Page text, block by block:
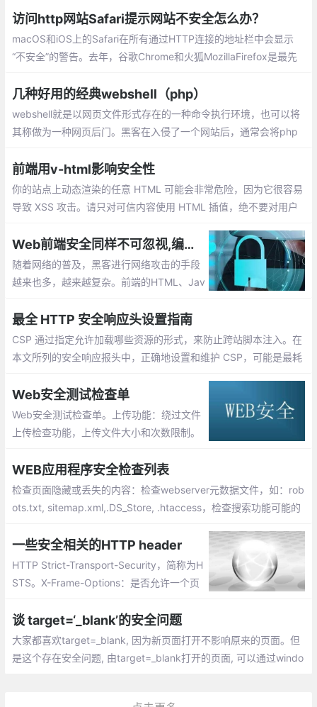
的连接不安全”，这是怎么回事？
访问http网站Safari提示网站不安全怎么办？
macOS和iOS上的Safari在所有通过HTTP连接的地址栏中会显示
“不安全”的警告。去年，谷歌Chrome和火狐MozillaFirefox是最先
几种好用的经典webshell（php）
webshell就是以网页文件形式存在的一种命令执行环境，也可以将
其称做为一种网页后门。黑客在入侵了一个网站后，通常会将php
就可以使用浏览器来访问php后门
前端用v-html影响安全性
你的站点上动态渲染的任意 HTML 可能会非常危险，因为它很容易
导致 XSS 攻击。请只对可信内容使用 HTML 插值，绝不要对用户
Web前端安全同样不可忽视,编写前端代码时保持安全意识
随着网络的普及，黑客进行网络攻击的手段
越来也多，越来越复杂。前端的HTML、Jav
击者和开发者的战场，网站安全问题也开始
向前端倾斜。
最全 HTTP 安全响应头设置指南
CSP 通过指定允许加载哪些资源的形式，来防止跨站脚本注入。在
本文所列的安全响应报头中，正确地设置和维护 CSP，可能是最耗
地测试它
Web安全测试检查单
Web安全测试检查单。上传功能：绕过文件
上传检查功能，上传文件大小和次数限制。
密码复杂度是否后台检验，激活链接测试
WEB应用程序安全检查列表
检查页面隐藏或丢失的内容：检查webserver元数据文件，如：rob
ots.txt, sitemap.xml,.DS_Store, .htaccess，检查搜索功能可能的
致
一些安全相关的HTTP header
HTTP Strict-Transport-Security，简称为H
STS。X-Frame-Options：是否允许一个页
现的标记。X-XSS-Protection作用：防范XS
S攻击。
谈 target=‘_blank’的安全问题
大家都喜欢target=_blank, 因为新页面打开不影响原来的页面。但
是这个存在安全问题, 由target=_blank打开的页面, 可以通过windo